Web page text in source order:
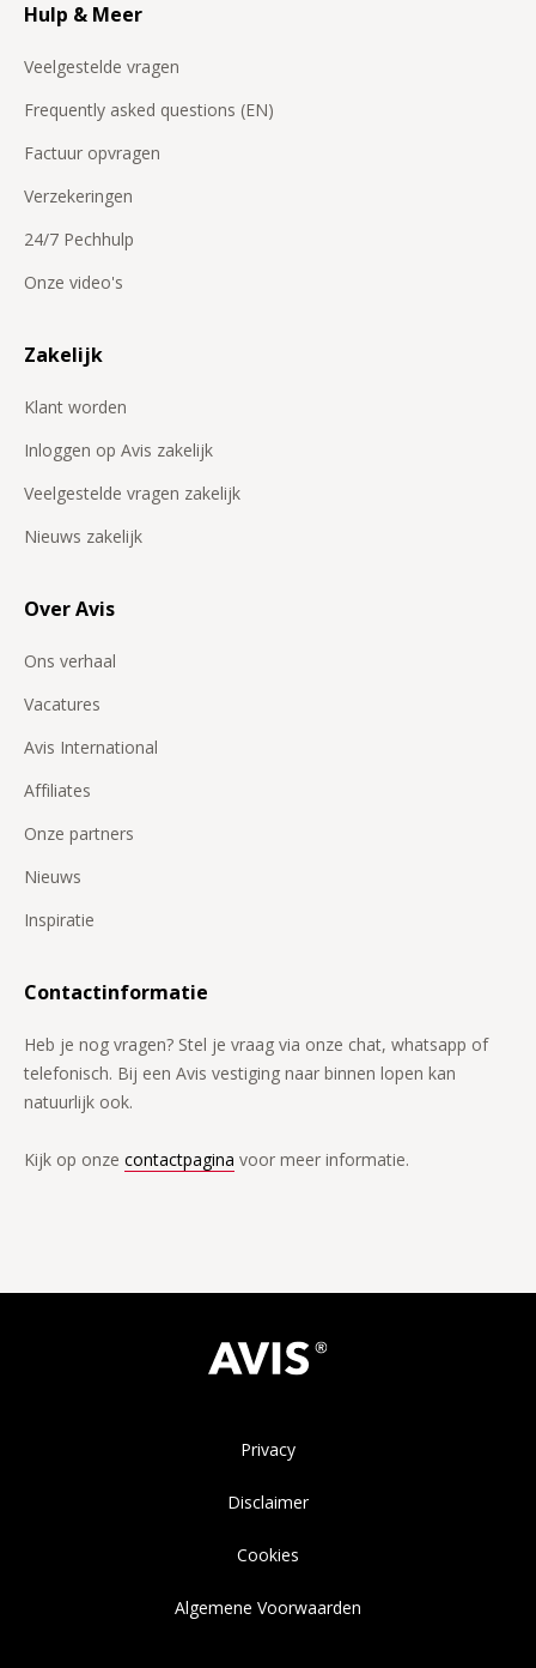
Hulp & Meer
Veelgestelde vragen
Frequently asked questions (EN)
Factuur opvragen
Verzekeringen
24/7 Pechhulp
Onze video's
Zakelijk
Klant worden
Inloggen op Avis zakelijk
Veelgestelde vragen zakelijk
Nieuws zakelijk
Over Avis
Ons verhaal
Vacatures
Avis International
Affiliates
Onze partners
Nieuws
Inspiratie
Contactinformatie
Heb je nog vragen? Stel je vraag via onze chat, whatsapp of
telefonisch. Bij een Avis vestiging naar binnen lopen kan
natuurlijk ook.
Kijk op onze contactpagina voor meer informatie.
Privacy
Disclaimer
Cookies
Algemene Voorwaarden